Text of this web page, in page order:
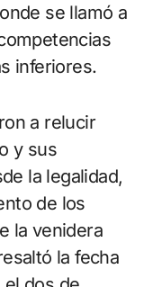
se llamó a
inferiores.
a relucir
y sus
la legalidad,
de los
la venidera
la fecha